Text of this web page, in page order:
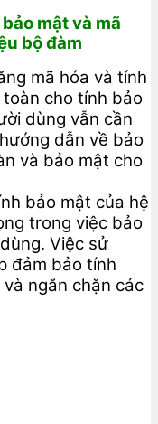
mật và mã
bộ đàm
mã hóa và tính
cho tính bảo
dùng vẫn cần
dẫn về bảo
và bảo mật cho
bảo mật của hệ
trong việc bảo
Việc sử
đảm bảo tính
ngăn chặn các